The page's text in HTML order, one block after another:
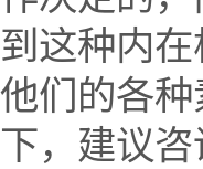
到这种内
他们的各
下，建议